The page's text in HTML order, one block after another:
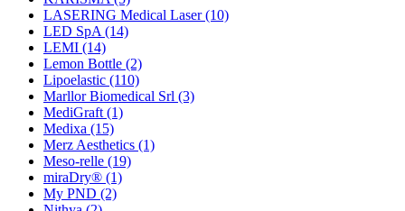
LASERING Medical Laser(10)
LED SpA (14)
LEMI (14)
Lemon Bottle (2)
Lipoelastic (110)
Marllor Biomedical Srl (3)
MediGraft (1)
Medixa (15)
Merz Aesthetics (1)
Meso-relle (19)
miraDry® (1)
My PND (2)